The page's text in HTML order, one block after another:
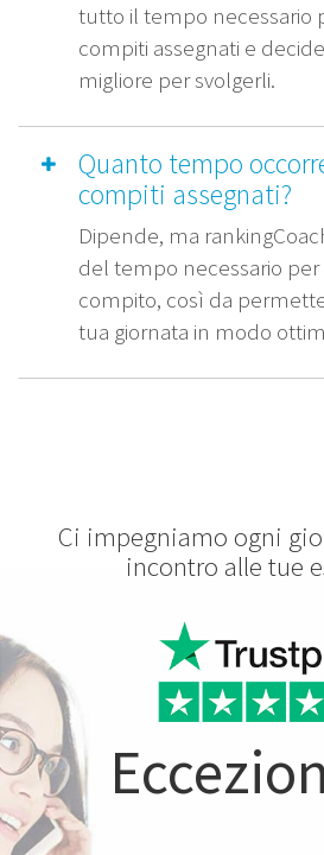
tutto il tempo necessario
compiti assegnati e
migliore per svolgerli.
Quanto tempo
compiti assegnati?
Dipende, ma
del tempo necessario per
compito, così da
tua giornata in modo
Ci impegniamo ogni
incontro alle tue